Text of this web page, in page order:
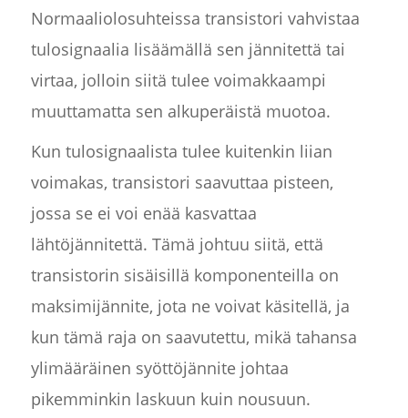
Normaaliolosuhteissa transistori vahvistaa
tulosignaalia lisäämällä sen jännitettä tai
virtaa, jolloin siitä tulee voimakkaampi
muuttamatta sen alkuperäistä muotoa.
Kun tulosignaalista tulee kuitenkin liian
voimakas, transistori saavuttaa pisteen,
jossa se ei voi enää kasvattaa
lähtöjännitettä. Tämä johtuu siitä, että
transistorin sisäisillä komponenteilla on
maksimijännite, jota ne voivat käsitellä, ja
kun tämä raja on saavutettu, mikä tahansa
ylimääräinen syöttöjännite johtaa
pikemminkin laskuun kuin nousuun.